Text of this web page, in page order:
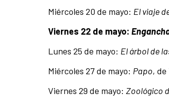
Miércoles 20 de mayo: El viaje
Viernes 22 de mayo:
Lunes 25 de mayo: El árbol de
Miércoles 27 de mayo: Papo, de
Viernes 29 de mayo: Zoológico